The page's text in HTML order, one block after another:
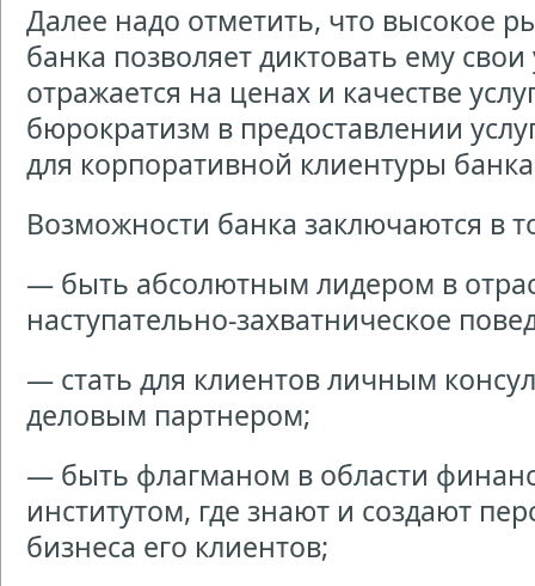
Далее надо отметить, что высокое
банка позволяет диктовать ему
отражается на ценах и качестве
бюрократизм в предоставлении
для корпоративной клиентуры
Возможности банка заключаются в
— быть абсолютным лидером в
наступательно-захватническое
— стать для клиентов личным
деловым партнером;
— быть флагманом в области
институтом, где знают и создают
бизнеса его клиентов;